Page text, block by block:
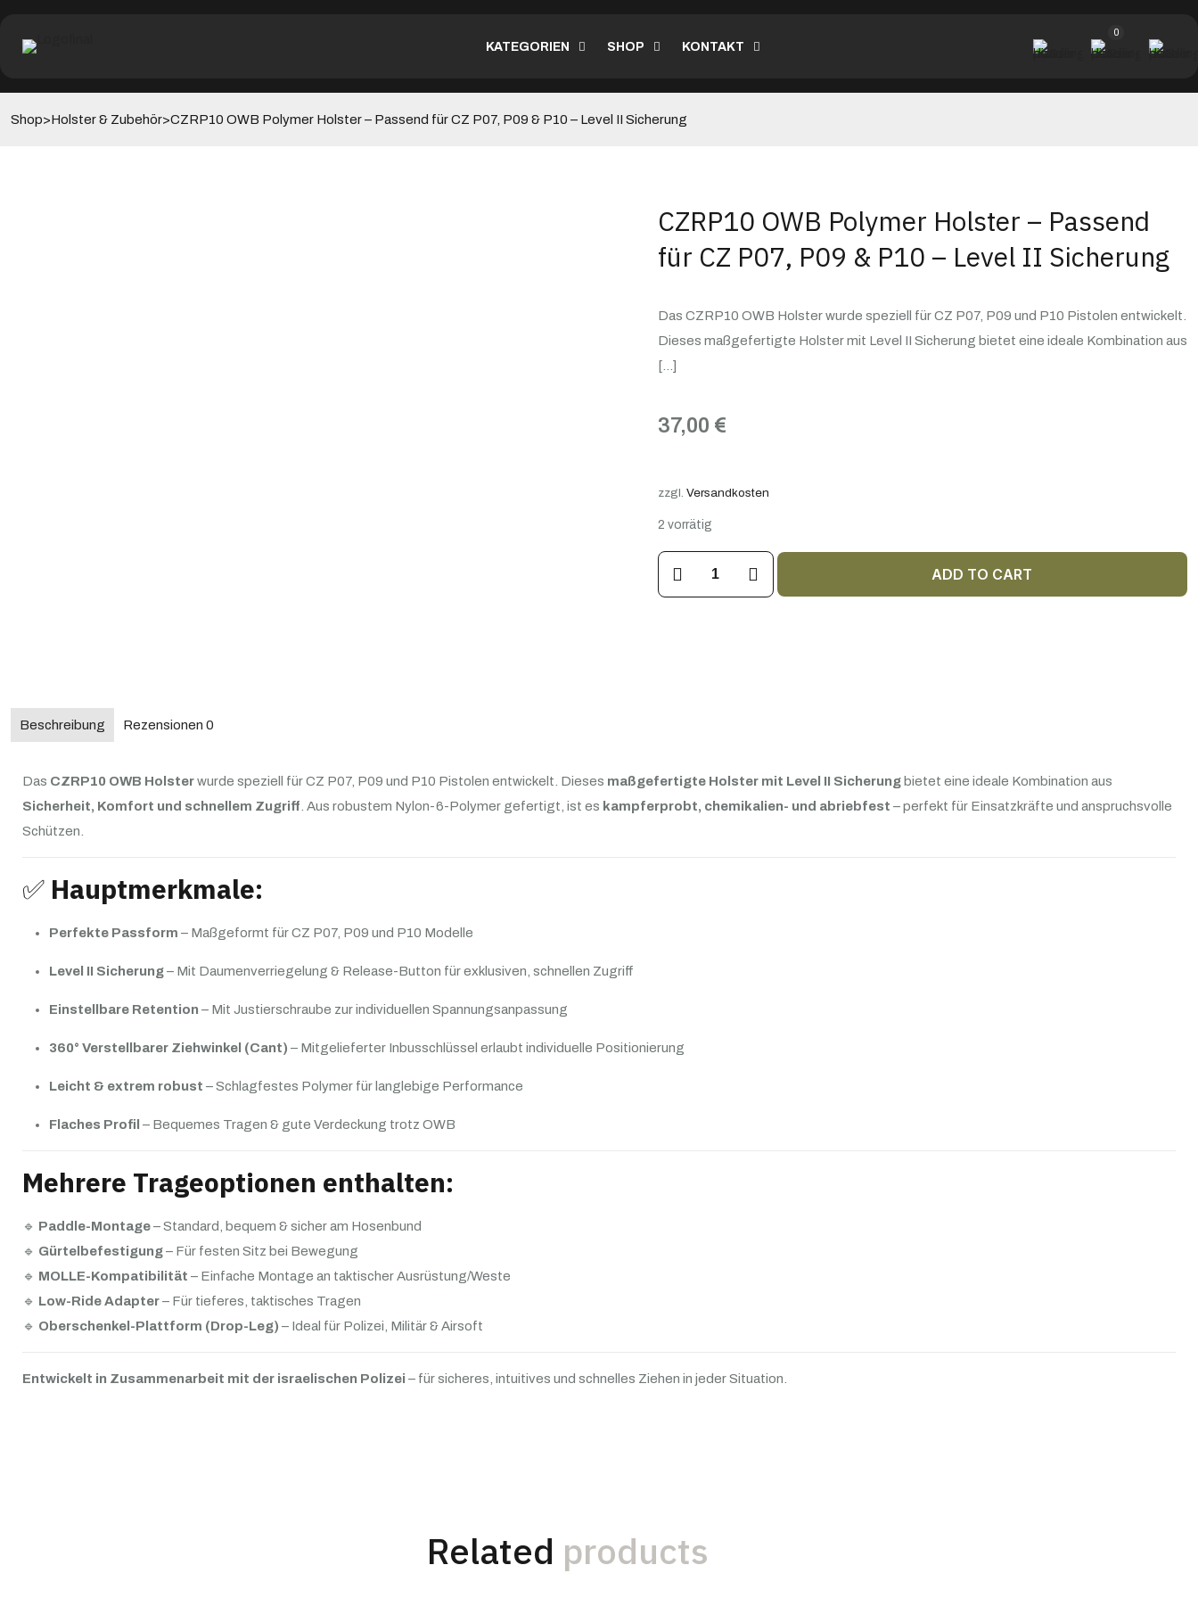
KATEGORIEN SHOP KONTAKT
0
Shop>Holster & Zubehör>CZRP10 OWB Polymer Holster – Passend für CZ P07, P09 & P10 – Level II Sicherung
CZRP10 OWB Polymer Holster – Passend
für CZ P07, P09 & P10 – Level II Sicherung
Das CZRP10 OWB Holster wurde speziell für CZ P07, P09 und P10 Pistolen entwickelt.
Dieses maßgefertigte Holster mit Level II Sicherung bietet eine ideale Kombination aus
[…]
37,00 €
zzgl. Versandkosten
2 vorrätig
P09
&
ADD TO CART
Beschreibung Rezensionen 0
Das CZRP10 OWB Holsterwurde speziell für CZ P07, P09 und P10 Pistolen entwickelt. Dieses maßgefertigte Holster mit Level II Sicherung bietet eine ideale Kombination aus
Sicherheit, Komfort und schnellem Zugriff . Aus robustem Nylon-6-Polymer gefertigt, ist es kampferprobt, chemikalien- und abriebfest – perfekt für Einsatzkräfte und anspruchsvolle
Schützen.
✅ Hauptmerkmale:
Perfekte Passform – Maßgeformt für CZ P07, P09 und P10 Modelle
Level II Sicherung– Mit Daumenverriegelung & Release-Button für exklusiven, schnellen Zugriff
Einstellbare Retention – Mit Justierschraube zur individuellen Spannungsanpassung
360° Verstellbarer Ziehwinkel (Cant) – Mitgelieferter Inbusschlüssel erlaubt individuelle Positionierung
Leicht & extrem robust – Schlagfestes Polymer für langlebige Performance
Flaches Profil – Bequemes Tragen & gute Verdeckung trotz OWB
Mehrere Trageoptionen enthalten:
🔹 Paddle-Montage– Standard, bequem & sicher am Hosenbund
🔹 Gürtelbefestigung– Für festen Sitz bei Bewegung
🔹 MOLLE-Kompatibilität – Einfache Montage an taktischer Ausrüstung/Weste
🔹 Low-Ride Adapter– Für tieferes, taktisches Tragen
🔹 Oberschenkel-Plattform (Drop-Leg) – Ideal für Polizei, Militär & Airsoft
Entwickelt in Zusammenarbeit mit der israelischen Polizei – für sicheres, intuitives und schnelles Ziehen in jeder Situation.
Related products